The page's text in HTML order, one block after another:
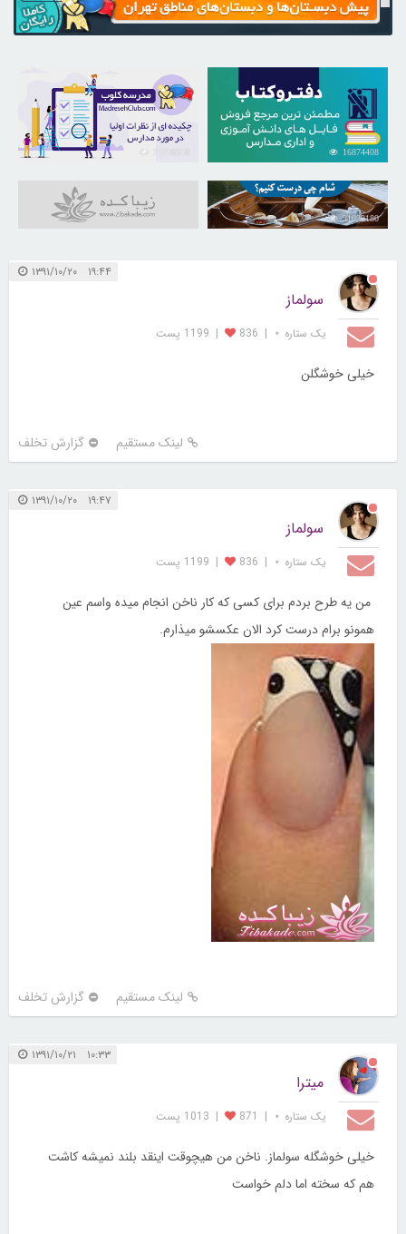
16874408
31038180
۱۹:۴۴ ۱۳۹۱/۱۰/۲۰
سولماز
یک ستاره ⋆ |
836
| 1199 پست
خیلی خوشگلن
لینک مستقیم گزارش تخلف
۱۹:۴۷ ۱۳۹۱/۱۰/۲۰
سولماز
یک ستاره ⋆ |
836
| 1199 پست
من یه طرح بردم برای کسی که کار ناخن انجام میده واسم عین
همونو برام درست کرد الان عکسشو میذارم.
لینک مستقیم گزارش تخلف
۱۰:۳۳ ۱۳۹۱/۱۰/۲۱
میترا
یک ستاره ⋆ |
871
| 1013 پست
خیلی خوشگله سولماز. ناخن من هیچوقت اینقد بلند نمیشه کاشت
هم که سخته اما دلم خواست